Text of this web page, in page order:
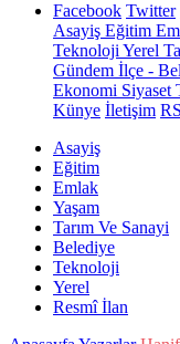
Facebook Twitter
Asayiş Eğitim
Teknoloji Yerel
Gündem İlçe -
Ekonomi Siyaset
Künye İletişim
Asayiş
Eğitim
Emlak
Yaşam
Tarım Ve Sanayi
Belediye
Teknoloji
Yerel
Resmî İlan